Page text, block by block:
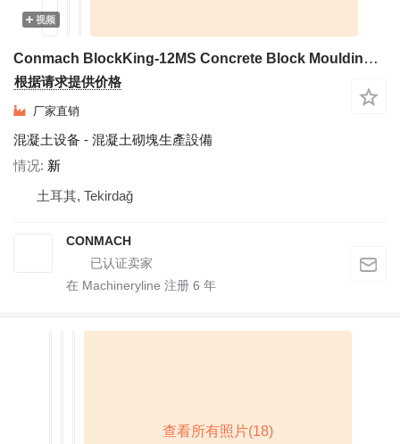
视频
Conmach BlockKing-12MS Concrete Block Moulding Machine - 5.000 of 6''
根据请求提供价格
厂家直销
混凝土设备 - 混凝土砌塊生產設備
情况 新
土耳其, Tekirdağ
CONMACH
在 Machineryline 注册 6 年